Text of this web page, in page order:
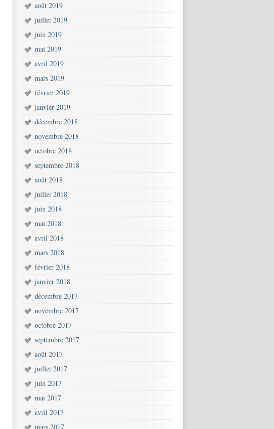
août 2019
juillet 2019
juin 2019
mai 2019
avril 2019
mars 2019
février 2019
janvier 2019
décembre 2018
novembre 2018
octobre 2018
septembre 2018
août 2018
juillet 2018
juin 2018
mai 2018
avril 2018
mars 2018
février 2018
janvier 2018
décembre 2017
novembre 2017
octobre 2017
septembre 2017
août 2017
juillet 2017
juin 2017
mai 2017
avril 2017
mars 2017